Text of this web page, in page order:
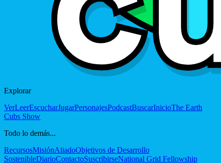
Explorar
VerLeerEscucharJugarPersonajesPodcastBuscarInicioThe Earth
Cubs Show
Todo lo demás...
RecursosMisiónAliadoObjetivos de Desarrollo
SostenibleDiarioContactoSuscribirseNational Grid Fellowship